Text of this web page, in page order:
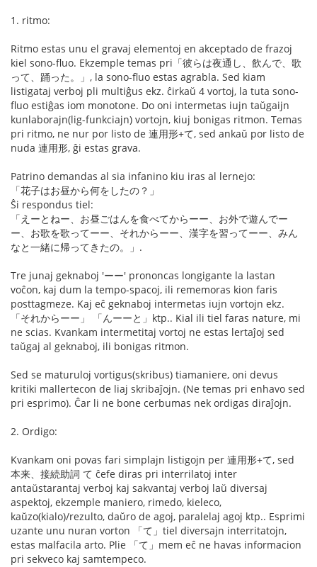
1. ritmo:
Ritmo estas unu el gravaj elementoj en akceptado de frazoj
kiel sono-fluo. Ekzemple temas pri「彼らは夜通し、飲んで、歌
って、踊った。」, la sono-fluo estas agrabla. Sed kiam
listigataj verboj pli multiĝus ekz. ĉirkaŭ 4 vortoj, la tuta sono-
fluo estiĝas iom monotone. Do oni intermetas iujn taŭgaijn
kunlaborajn(lig-funkciajn) vortojn, kiuj bonigas ritmon. Temas
pri ritmo, ne nur por listo de 連用形+て, sed ankaŭ por listo de
nuda 連用形, ĝi estas grava.
Patrino demandas al sia infanino kiu iras al lernejo:
「花子はお昼から何をしたの？」
Ŝi respondus tiel:
「えーとねー、お昼ごはんを食べてからーー、お外で遊んでー
ー、お歌を歌ってーー、それからーー、漢字を習ってーー、みん
なと一緒に帰ってきたの。」.
Tre junaj geknaboj 'ーー' prononcas longigante la lastan
voĉon, kaj dum la tempo-spacoj, ili rememoras kion faris
posttagmeze. Kaj eĉ geknaboj intermetas iujn vortojn ekz.
「それからーー」 「んーーと」ktp.. Kial ili tiel faras nature, mi
ne scias. Kvankam intermetitaj vortoj ne estas lertaĵoj sed
taŭgaj al geknaboj, ili bonigas ritmon.
Sed se maturuloj vortigus(skribus) tiamaniere, oni devus
kritiki mallertecon de liaj skribaĵojn. (Ne temas pri enhavo sed
pri esprimo). Ĉar li ne bone cerbumas nek ordigas diraĵojn.
2. Ordigo:
Kvankam oni povas fari simplajn listigojn per 連用形+て, sed
本来、接続助詞 て ĉefe diras pri interrilatoj inter
antaŭstarantaj verboj kaj sakvantaj verboj laŭ diversaj
aspektoj, ekzemple maniero, rimedo, kieleco,
kaŭzo(kialo)/rezulto, daŭro de agoj, paralelaj agoj ktp.. Esprimi
uzante unu nuran vorton 「て」tiel diversajn interritatojn,
estas malfacila arto. Plie 「て」mem eĉ ne havas informacion
pri sekveco kaj samtempeco.